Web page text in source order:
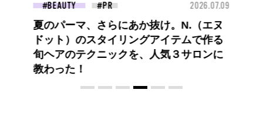
FASHION 2026.07.09
高橋璃央と、ジュエッテの出会い。夏の
定番、ピンクゴールドが印象的
な“SUMMER PINK”［meets Jouete!
Vol.12］